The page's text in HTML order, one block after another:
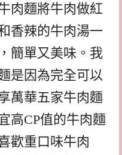
肉麵將牛肉做紅
香辣的牛肉湯一
簡單又美味。我
是因為完全可以
萬華五家牛肉麵
高CP值的牛肉麵
歡重口味牛肉